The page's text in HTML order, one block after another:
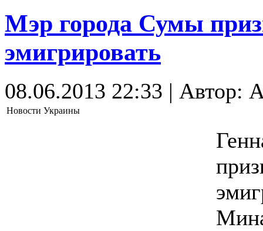
Мэр города Сумы
эмигрировать
08.06.2013 22:33 | Автор:
Новости Украины